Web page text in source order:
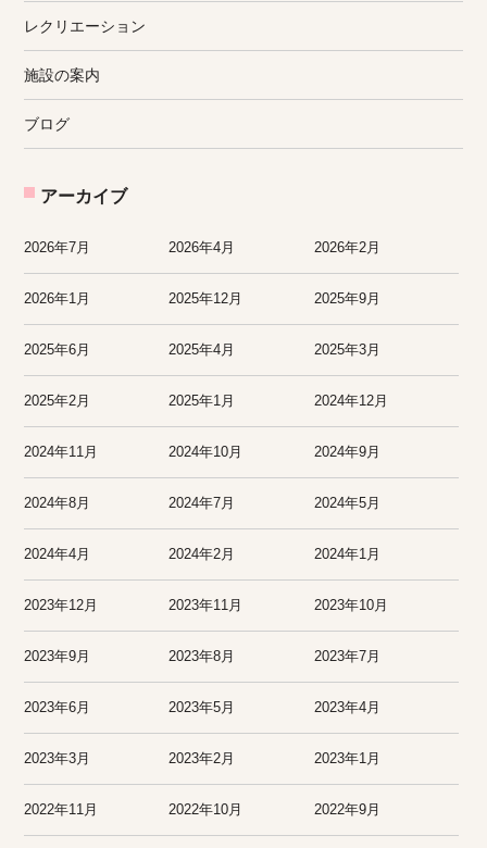
レクリエーション
施設の案内
ブログ
アーカイブ
2026年7月 2026年4月 2026年2月
2026年1月 2025年12月 2025年9月
2025年6月 2025年4月 2025年3月
2025年2月 2025年1月 2024年12月
2024年11月 2024年10月 2024年9月
2024年8月 2024年7月 2024年5月
2024年4月 2024年2月 2024年1月
2023年12月 2023年11月 2023年10月
2023年9月 2023年8月 2023年7月
2023年6月 2023年5月 2023年4月
2023年3月 2023年2月 2023年1月
2022年11月 2022年10月 2022年9月